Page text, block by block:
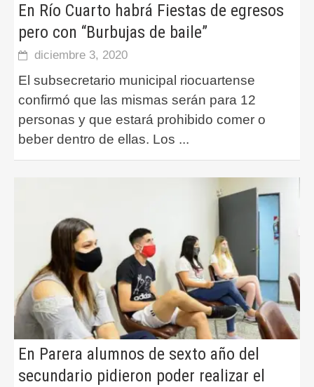
En Río Cuarto habrá Fiestas de egresos
pero con “Burbujas de baile”
diciembre 3, 2020
El subsecretario municipal riocuartense
confirmó que las mismas serán para 12
personas y que estará prohibido comer o
beber dentro de ellas. Los ...
En Parera alumnos de sexto año del
secundario pidieron poder realizar el